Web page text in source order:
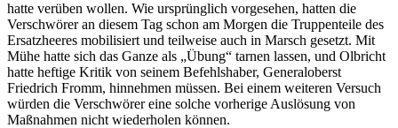
hatte verüben wollen. Wie ursprünglich vorgesehen, hatten die
Verschwöreran diesem Tag schon am Morgen die Truppenteile des
Ersatzheeres mobilisiert und teilweise auch in Marsch gesetzt. Mit
Mühe hatte sich das Ganze als „Übung“ tarnen lassen, und Olbricht
hatte heftige Kritik von seinem Befehlshaber, Generaloberst
Friedrich Fromm, hinnehmen müssen. Bei einem weiteren Versuch
würden die Verschwörer eine solche vorherige Auslösung von
Maßnahmen nicht wiederholen können.